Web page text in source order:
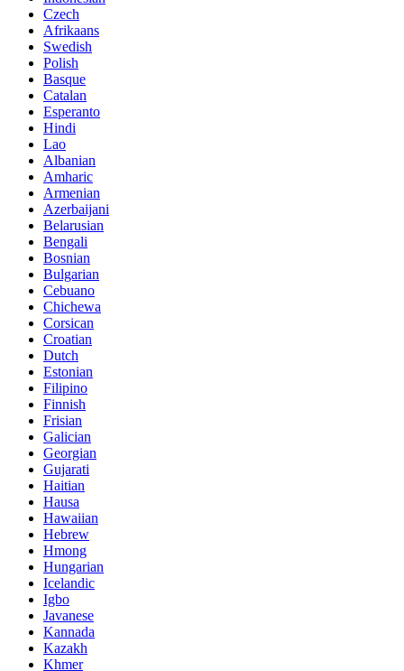
Czech
Afrikaans
Swedish
Polish
Basque
Catalan
Esperanto
Hindi
Lao
Albanian
Amharic
Armenian
Azerbaijani
Belarusian
Bengali
Bosnian
Bulgarian
Cebuano
Chichewa
Corsican
Croatian
Dutch
Estonian
Filipino
Finnish
Frisian
Galician
Georgian
Gujarati
Haitian
Hausa
Hawaiian
Hebrew
Hmong
Hungarian
Icelandic
Igbo
Javanese
Kannada
Kazakh
Khmer